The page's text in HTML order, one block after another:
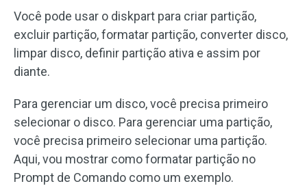
Você pode usar o diskpart para criar partição,
excluir partição, formatar partição, converter disco,
limpar disco, definir partição ativa e assim por
diante.
Para gerenciar um disco, você precisa primeiro
selecionar o disco. Para gerenciar uma partição,
você precisa primeiro selecionar uma partição.
Aqui, vou mostrar como formatar partição no
Prompt de Comando como um exemplo.